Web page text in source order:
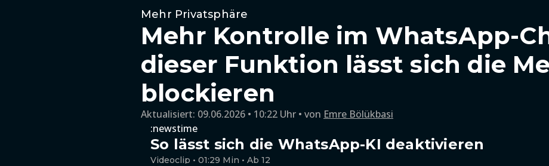
Mehr Privatsphäre
Mehr Kontrolle im WhatsApp-
dieser Funktion lässt sich die
blockieren
Aktualisiert: 09.06.2026 • 10:22 Uhr von Emre Bölükbasi
:newstime
So lässt sich die WhatsApp-KI deaktivieren
Videoclip • 01:29 Min • Ab 12